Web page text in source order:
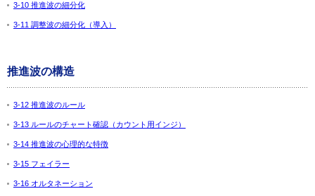
3-10 推進波の細分化
3-11 調整波の細分化（導入）
推進波の構造
3-12 推進波のルール
3-13 ルールのチャート確認（カウント用インジ）
3-14 推進波の心理的な特徴
3-15 フェイラー
3-16 オルタネーション